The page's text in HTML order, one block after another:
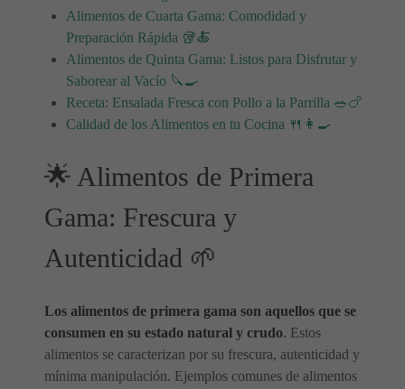
Alimentos de Cuarta Gama: Comodidad y
Preparación Rápida 🥡🍝
Alimentos de Quinta Gama: Listos para Disfrutar y
Saborear al Vacío 🔪🍳
Receta: Ensalada Fresca con Pollo a la Parrilla 🥗🍗
Calidad de los Alimentos en tu Cocina 🍴👩‍🍳
🌟 Alimentos de Primera
Gama: Frescura y
Autenticidad 🌱
Los alimentos de primera gama son aquellos que se
consumen en su estado natural y crudo. Estos
alimentos se caracterizan por su frescura, autenticidad y
mínima manipulación. Ejemplos comunes de alimentos